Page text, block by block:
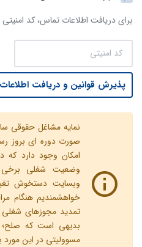
برای دریافت اطلاعات تماس، کد امنیتی
پذیرش قوانین و دریافت اطلاعات
نمایه مشاغل حقوقی
صورت دوره ای بروز
امکان وجود دارد که
وضعیت شغلی
وبسایت دستخوش
خواهشمندیم هنگام
تمدید مجوزهای شغلی
بدیهی است که صلح؛
مسوولیتی در این مورد